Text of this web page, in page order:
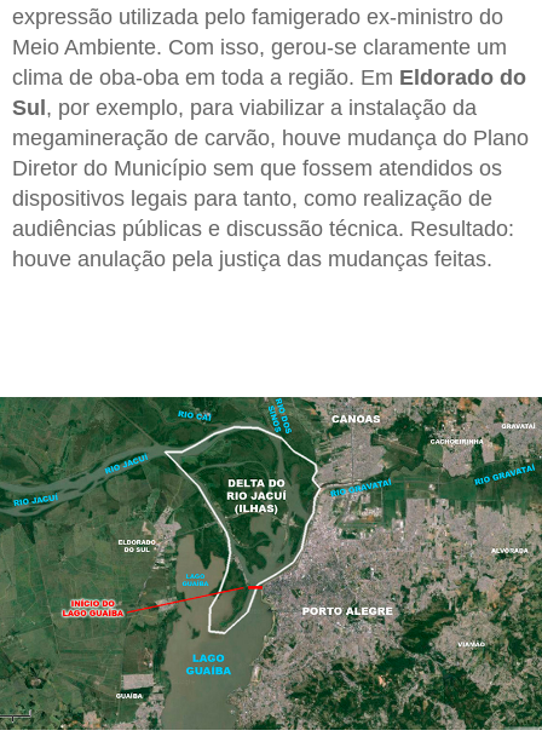
expressão utilizada pelo famigerado ex-ministro do
Meio Ambiente. Com isso, gerou-se claramente um
clima de oba-oba em toda a região. Em Eldorado do
Sul, por exemplo, para viabilizar a instalação da
megamineração de carvão, houve mudança do Plano
Diretor do Município sem que fossem atendidos os
dispositivos legais para tanto, como realização de
audiências públicas e discussão técnica. Resultado:
houve anulação pela justiça das mudanças feitas.